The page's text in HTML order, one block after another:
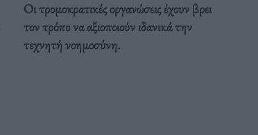
Οι τρομοκρατικές οργανώσεις έχουν βρει
τον τρόπο να αξιοποιούν ιδανικά την
τεχνητή νοημοσύνη.